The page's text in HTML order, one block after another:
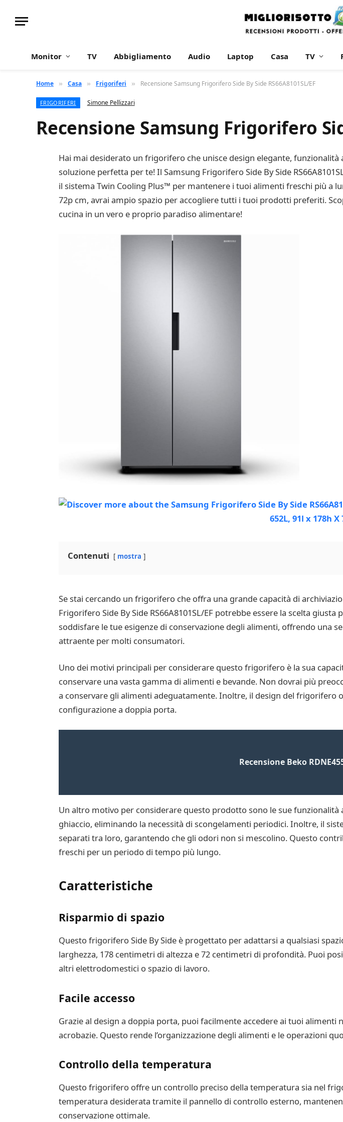
Monitor TV Abbigliamento Audio Laptop Casa TV
Home » Casa » Frigoriferi » Recensione Samsung Frigorifero Side By Side RS66A8101SL/EF
FRIGORIFERI Simone Pellizzari
Recensione Samsung Frigorifero
Hai mai desiderato un frigorifero che unisce design elegante, funzionalità
soluzione perfetta per te! Il Samsung Frigorifero Side By Side
il sistema Twin Cooling Plus™ per mantenere i tuoi alimenti freschi più a
72p cm, avrai ampio spazio per accogliere tutti i tuoi prodotti preferiti.
cucina in un vero e proprio paradiso alimentare!
Contenuti mostra
Se stai cercando un frigorifero che offra una grande capacità di
Frigorifero Side By Side RS66A8101SL/EF potrebbe essere la scelta
soddisfare le tue esigenze di conservazione degli alimenti, offrendo una
attraente per molti consumatori.
Uno dei motivi principali per considerare questo frigorifero è la sua
conservare una vasta gamma di alimenti e bevande. Non dovrai più
a conservare gli alimenti adeguatamente. Inoltre, il design del frigorifero
configurazione a doppia porta.
Recensione Beko
Un altro motivo per considerare questo prodotto sono le sue
ghiaccio, eliminando la necessità di scongelamenti periodici. Inoltre, il
separati tra loro, garantendo che gli odori non si mescolino. Questo
freschi per un periodo di tempo più lungo.
Caratteristiche
Risparmio di spazio
Questo frigorifero Side By Side è progettato per adattarsi a qualsiasi
larghezza, 178 centimetri di altezza e 72 centimetri di profondità. Puoi
altri elettrodomestici o spazio di lavoro.
Facile accesso
Grazie al design a doppia porta, puoi facilmente accedere ai tuoi
acrobazie. Questo rende l’organizzazione degli alimenti e le operazioni
Controllo della temperatura
Questo frigorifero offre un controllo preciso della temperatura sia nel
temperatura desiderata tramite il pannello di controllo esterno,
conservazione ottimale.